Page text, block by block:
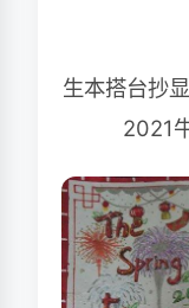
生本搭台抄
2021